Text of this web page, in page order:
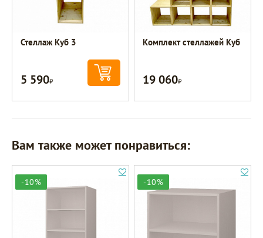
Стеллаж Куб 3
5 590Р
Комплект стеллажей Куб
19 060Р
Вам также может понравиться:
-10% -10%